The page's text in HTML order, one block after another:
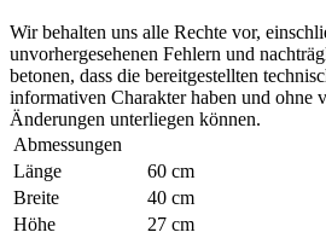
Wir behalten uns alle Rechte vor,
unvorhergesehenen Fehlern und
betonen, dass die bereitgestellten
informativen Charakter haben und ohne
Änderungen unterliegen können.
Abmessungen
Länge
60 cm
Breite
40 cm
Höhe
27 cm